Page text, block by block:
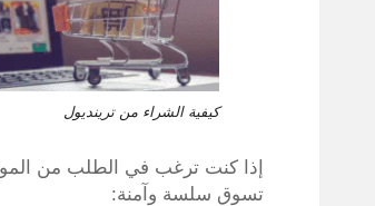
كيفية الشراء من ترينديول
إذا كنت ترغب في الطلب من
تسوق سلسة وآمنة: